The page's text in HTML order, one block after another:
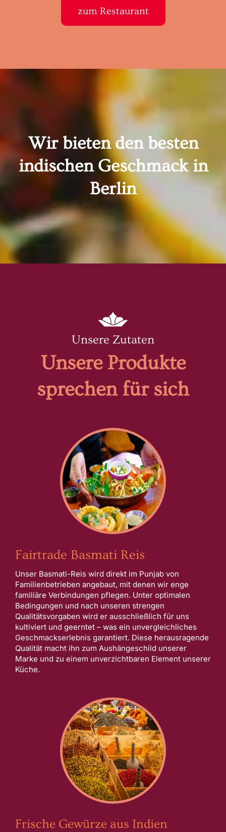
zum Restaurant
Wir bieten den besten
indischen Geschmack in
Berlin
Unsere Zutaten
Unsere Produkte
sprechen für sich
Fairtrade Basmati Reis
Unser Basmati-Reis wird direkt im Punjab von
Familienbetrieben angebaut, mit denen wir enge
familiäre Verbindungen pflegen. Unter optimalen
Bedingungen und nach unseren strengen
Qualitätsvorgaben wird er ausschließlich für uns
kultiviert und geerntet – was ein unvergleichliches
Geschmackserlebnis garantiert. Diese herausragende
Qualität macht ihn zum Aushängeschild unserer
Marke und zu einem unverzichtbaren Element unserer
Küche.
Frische Gewürze aus Indien